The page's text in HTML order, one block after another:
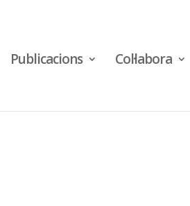
Publicacions Col·labora